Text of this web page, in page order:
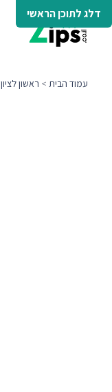
דלג לתוכן הראשי
עמוד הבית > ראשון לציון